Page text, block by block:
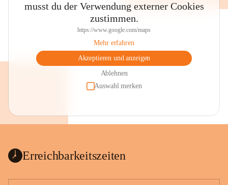
musst du der Verwendung externer Cookies
zustimmen.
https://www.google.com/maps
Mehr erfahren
Akzeptieren und anzeigen
Ablehnen
Auswahl merken
Erreichbarkeitszeiten